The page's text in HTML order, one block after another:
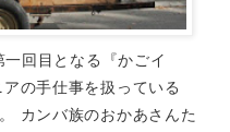
回目となる『かごイ
の手仕事を扱っている
カンバ族のおかあさんた